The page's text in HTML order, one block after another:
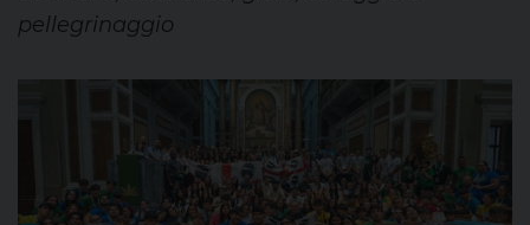
pellegrinaggio